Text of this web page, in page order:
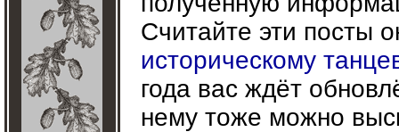
Считайте эти посты
историческому
года вас ждёт
нему тоже можно